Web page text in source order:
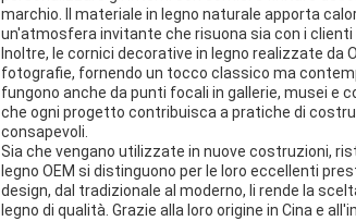
marchio. Il materiale in legno naturale apporta
un'atmosfera invitante che risuona sia con i clienti
Inoltre, le cornici decorative in legno realizzate da
fotografie, fornendo un tocco classico ma
fungono anche da punti focali in gallerie, musei e
che ogni progetto contribuisca a pratiche di
consapevoli.
Sia che vengano utilizzate in nuove costruzioni,
legno OEM si distinguono per le loro eccellenti
design, dal tradizionale al moderno, li rende la
legno di qualità. Grazie alla loro origine in Cina e